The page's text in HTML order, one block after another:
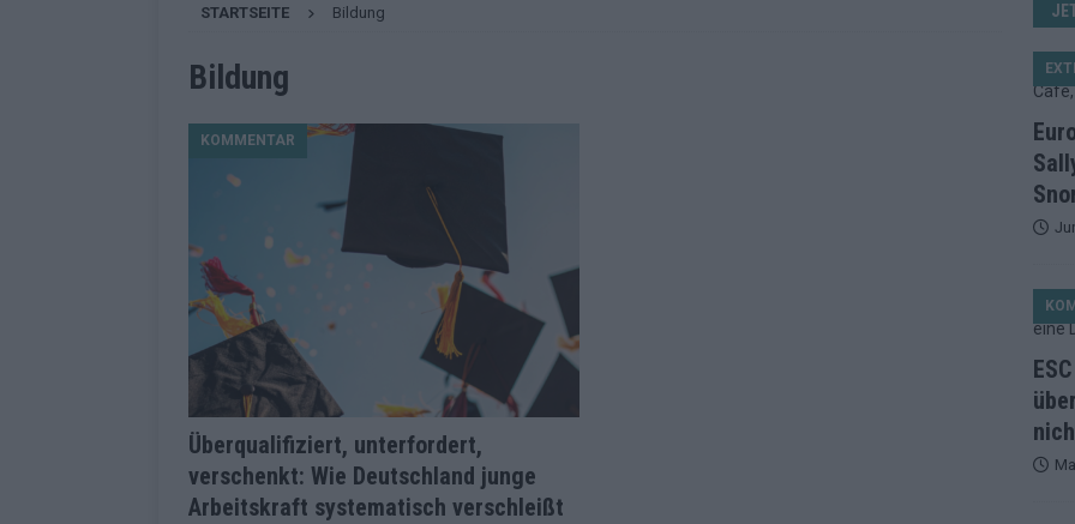
[ Mai 2026 ]
2026 im Überblick
[ Mai 2026 ]
[ Mai 2026 ] Vier Sieger gleichzeitig, Manipulationsverdacht, Jury-Comeback: Die turbulente
Geschichte der ESC-Wertung
[ Mai 2026 ] Das Warten hat ein Ende: ESC 2026 – alle 26 Finalteilnehmer für Wien im Überblick
EUROVISION
[ Mai 2026 ] „Unknown“ war stark, der Rest war nett: Das zweite ESC-Halbfinale im
redaktionellen Urteil KOMMENTAR
[ Mai 2026 ] ESC-Halbfinale 2 in Zahlen: Wer kommt fast sicher weiter – und wer zittert bis zum
STARTSEITE Bildung
Bildung
KOMMENTAR
Überqualifiziert, unterfordert,
verschenkt: Wie Deutschland junge
Arbeitskraft systematisch verschleißt